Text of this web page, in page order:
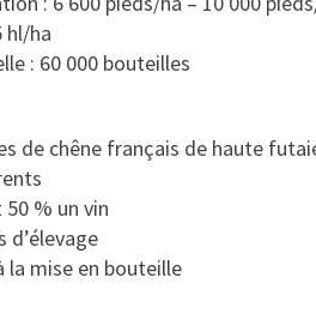
Y
hl/ha
: 60 000 bouteilles
de chêne français de haute
% un vin
d’élevage
la mise en bouteille